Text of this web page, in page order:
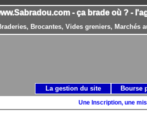
- ça brade où ? -
Brocantes, Vides greniers, Marchés
Une Inscription, une
La gestion du site Bourse